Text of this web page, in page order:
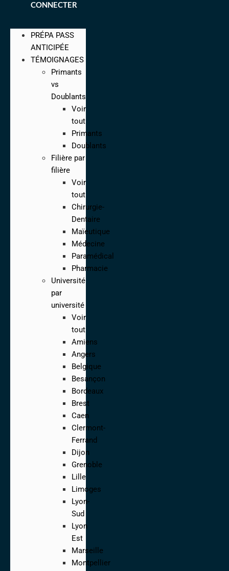
CONNECTER
PRÉPA PASS
ANTICIPÉE
TÉMOIGNAGES
Primants
vs
Doublants
Voir
tout
Primants
Doublants
Filière par
filière
Voir
tout
Chirurgie-
Dentaire
Maïeutique
Médecine
Paramédical
Pharmacie
Université
par
université
Voir
tout
Amiens
Angers
Belgique
Besançon
Bordeaux
Brest
Caen
Clermont-
Ferrand
Dijon
Grenoble
Lille
Limoges
Lyon-
Sud
Lyon
Est
Marseille
Montpellier